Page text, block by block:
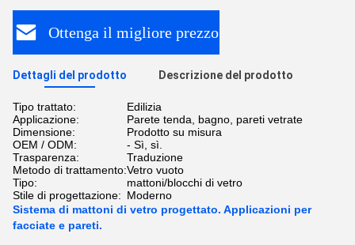
Ottenga il migliore prezzo
Dettagli del prodotto Descrizione del prodotto
Tipo trattato:
Edilizia
Applicazione:
Parete tenda, bagno, pareti vetrate
Dimensione:
Prodotto su misura
OEM / ODM:
- Sì, sì.
Trasparenza:
Traduzione
Metodo di trattamento:Vetro vuoto
Tipo:
mattoni/blocchi di vetro
Stile di progettazione: Moderno
Sistema di mattoni di vetro progettato. Applicazioni per
facciate e pareti.